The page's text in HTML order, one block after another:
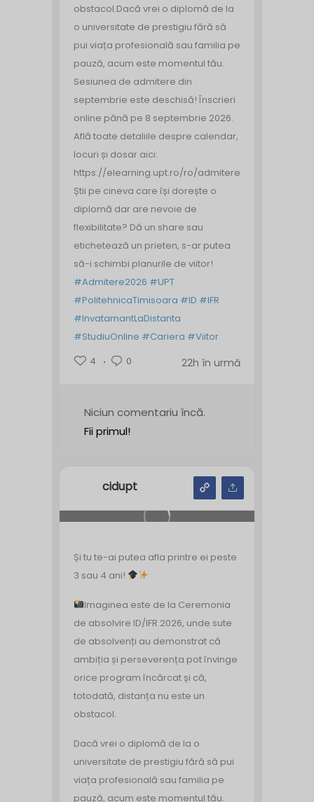
obstacol.Dacă vrei o diplomă de la
o universitate de prestigiu fără să
pui viața profesională sau familia pe
pauză, acum este momentul tău.
Sesiunea de admitere din
septembrie este deschisă! Înscrieri
online până pe 8 septembrie 2026.
Află toate detaliile despre calendar,
locuri și dosar aici:
https://elearning.upt.ro/ro/admitere/
Știi pe cineva care își dorește o
diplomă dar are nevoie de
flexibilitate? Dă un share sau
etichetează un prieten, s-ar putea
să-i schimbi planurile de viitor!
#Admitere2026 #UPT
#PolitehnicaTimisoara #ID #IFR
#InvatamantLaDistanta
#StudiuOnline #Cariera #Viitor
4
0 22h în urmă
Niciun comentariu încă.
Fii primul!
cidupt
Și tu te-ai putea afla printre ei peste
3 sau 4 ani!
Imaginea este de la Ceremonia
de absolvire ID/IFR 2026, unde sute
de absolvenți au demonstrat că
ambiția și perseverența pot învinge
orice program încărcat și că,
totodată, distanța nu este un
obstacol.
Dacă vrei o diplomă de la o
universitate de prestigiu fără să pui
viața profesională sau familia pe
pauză, acum este momentul tău.